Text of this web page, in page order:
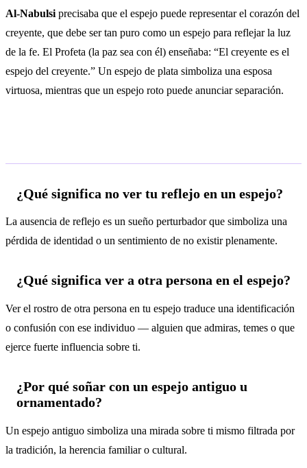
Al-Nabulsi precisaba que el espejo puede representar el corazón del
creyente, que debe ser tan puro como un espejo para reflejar la luz
de la fe. El Profeta (la paz sea con él) enseñaba: “El creyente es el
espejo del creyente.” Un espejo de plata simboliza una esposa
virtuosa, mientras que un espejo roto puede anunciar separación.
¿Qué significa no ver tu reflejo en un espejo?
La ausencia de reflejo es un sueño perturbador que simboliza una
pérdida de identidad o un sentimiento de no existir plenamente.
¿Qué significa ver a otra persona en el espejo?
Ver el rostro de otra persona en tu espejo traduce una identificación
o confusión con ese individuo — alguien que admiras, temes o que
ejerce fuerte influencia sobre ti.
¿Por qué soñar con un espejo antiguo u
ornamentado?
Un espejo antiguo simboliza una mirada sobre ti mismo filtrada por
la tradición, la herencia familiar o cultural.